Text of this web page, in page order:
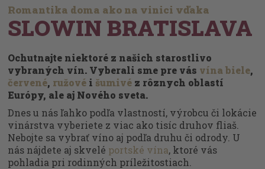
Romantika doma ako na vinici vďaka
SLOWIN BRATISLAVA
Ochutnajte niektoré z našich starostlivo
vybraných vín. Vyberali sme pre vás vína biele,
červené, ružové i šumivé z rôznych oblastí
Európy, ale aj Nového sveta.
Dnes u nás ľahko podľa vlastností, výrobcu či lokácie
vinárstva vyberiete z viac ako tisíc druhov fliaš.
Nebojte sa vybrať víno aj podľa druhu či odrody. U
nás nájdete aj skvelé portské vína, ktoré vás
pohladia pri rodinných príležitostiach.